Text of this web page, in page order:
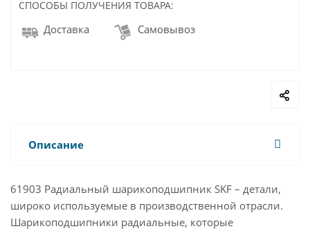
СПОСОБЫ ПОЛУЧЕНИЯ ТОВАРА:
Доставка Самовывоз
Описание
61903 Радиальный шарикоподшипник SKF – детали,
широко используемые в производственной отрасли.
Шарикоподшипники радиальные, которые